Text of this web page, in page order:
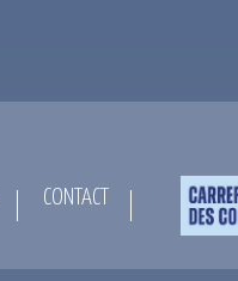
CONTACT